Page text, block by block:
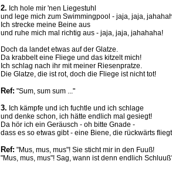
2. Ich hole mir 'nen Liegestuhl
und lege mich zum Swimmingpool - jaja, jaja,
Ich strecke meine Beine aus
und ruhe mich mal richtig aus - jaja, jaja, jahahaha!
Doch da landet etwas auf der Glatze.
Da krabbelt eine Fliege und das kitzelt mich!
Ich schlag nach ihr mit meiner Riesenpratze.
Die Glatze, die ist rot, doch die Fliege ist nicht tot!
Ref: "Sum, sum sum ..."
3. Ich kämpfe und ich fuchtle und ich schlage
und denke schon, ich hätte endlich mal gesiegt!
Da hör ich ein Geräusch - oh bitte Gnade -
dass es so etwas gibt - eine Biene, die rückwärts
Ref: "Mus, mus, mus"! Sie sticht mir in den Fuuß!
"Mus, mus, mus"! Sag, wann ist denn endlich